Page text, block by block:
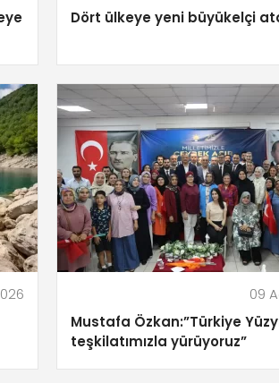
Dört ülkeye yeni büyükelçi
09
Mustafa Özkan:”Türkiye
teşkilatımızla yürüyoruz”